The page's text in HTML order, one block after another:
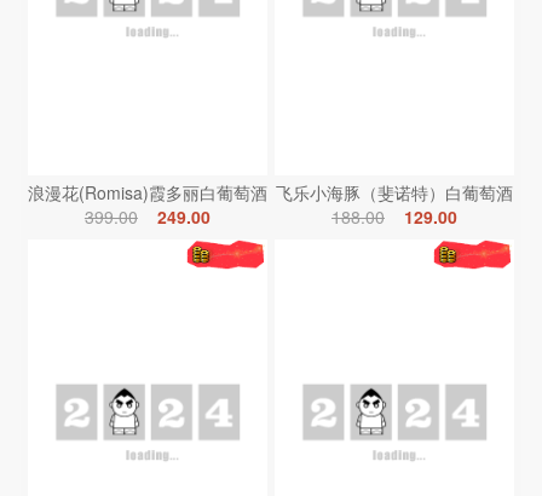
浪漫花(Romisa)霞多丽白葡萄酒
399.00
249.00
飞乐小海豚（斐诺特）白葡萄酒
188.00
129.00